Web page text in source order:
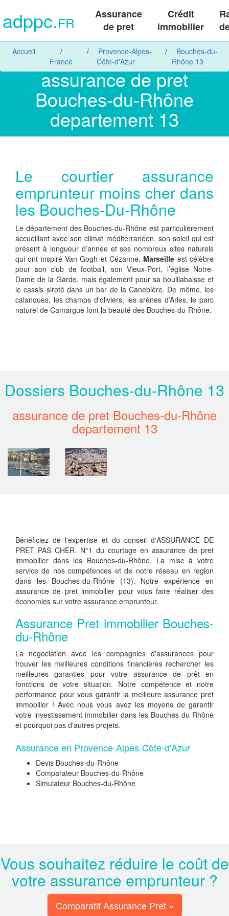
adppc.FR
Assurance
de pret
Crédit
immobilier
Accueil
France
Provence-Alpes-
Côte-d'Azur
Bouches-du-
Rhône 13
assurance de pret
Bouches-du-Rhône
departement 13
Le courtier assurance
emprunteur moins cher dans
les Bouches-Du-Rhône
Le département des Bouches-du-Rhône est particulièrement
accueillant avec son climat méditerranéen, son soleil qui est
présent à longueur d’année et ses nombreux sites naturels
qui ont inspiré Van Gogh et Cézanne. Marseille est célèbre
pour son club de football, son Vieux-Port, l’église Notre-
Dame de la Garde, mais également pour sa bouillabaisse et
le cassis siroté dans un bar de la Canebière. De même, les
calanques, les champs d’oliviers, les arènes d’Arles, le parc
naturel de Camargue font la beauté des Bouches-du-Rhône.
Dossiers Bouches-du-Rhône 13
assurance de pret Bouches-du-Rhône
departement 13
Bénéficiez de l'expertise et du conseil d'ASSURANCE DE
PRET PAS CHER. N°1 du courtage en assurance de pret
immobilier dans les Bouches-du-Rhône. La mise à votre
service de nos compétences et de notre réseau en region
dans les Bouches-du-Rhône (13). Notre expérience en
assurance de pret immobilier pour vous faire réaliser des
économies sur votre assurance emprunteur.
Assurance Pret immobilier Bouches-
du-Rhône
La négociation avec les compagnies d'assurances pour
trouver les meilleures conditions financières rechercher les
meilleures garanties pour votre assurance de prêt en
fonctions de votre situation. Notre compétence et notre
performance pour vous garantir la meilleure assurance pret
immobilier ! Avec nous vous avez les moyens de garantir
votre investissement immobilier dans les Bouches du Rhône
et pourquoi pas d'autres projets.
Assurance en Provence-Alpes-Côte-d'Azur
Devis Bouches-du-Rhône
Comparateur Bouches-du-Rhône
Simulateur Bouches-du-Rhône
Vous souhaitez réduire le coût de
votre assurance emprunteur ?
Comparatif Assurance Pret »